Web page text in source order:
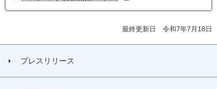
最終更新日 令和7年7月18日
プレスリリース